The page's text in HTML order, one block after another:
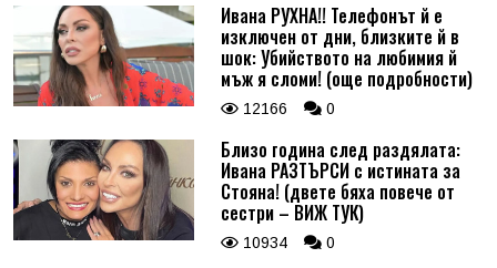
Ивана РУХНА!! Телефонът й е
изключен от дни, близките й в
шок: Убийството на любимия й
мъж я сломи! (още подробности)
12166 0
Близо година след раздялата:
Ивана РАЗТЪРСИ с истината за
Стояна! (двете бяха повече от
сестри – ВИЖ ТУК)
10934 0